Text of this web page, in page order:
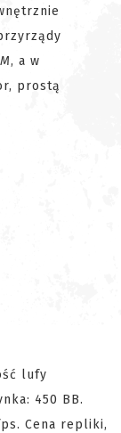
, a w
prostą
lufy
450 BB.
Cena repliki,